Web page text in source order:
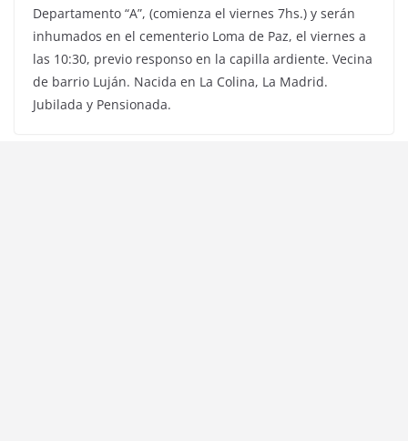
Departamento “A”, (comienza el viernes 7hs.) y serán
inhumados en el cementerio Loma de Paz, el viernes a
las 10:30, previo responso en la capilla ardiente. Vecina
de barrio Luján. Nacida en La Colina, La Madrid.
Jubilada y Pensionada.